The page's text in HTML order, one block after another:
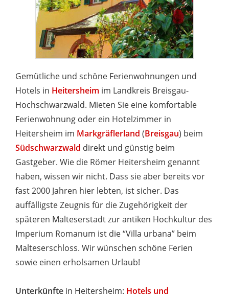
Gemütliche und schöne Ferienwohnungen und
Hotels in Heitersheim im Landkreis Breisgau-
Hochschwarzwald. Mieten Sie eine komfortable
Ferienwohnung oder ein Hotelzimmer in
Heitersheim im Markgräflerland (Breisgau) beim
Südschwarzwald direkt und günstig beim
Gastgeber. Wie die Römer Heitersheim genannt
haben, wissen wir nicht. Dass sie aber bereits vor
fast 2000 Jahren hier lebten, ist sicher. Das
auffälligste Zeugnis für die Zugehörigkeit der
späteren Malteserstadt zur antiken Hochkultur des
Imperium Romanum ist die “Villa urbana” beim
Malteserschloss. Wir wünschen schöne Ferien
sowie einen erholsamen Urlaub!
Unterkünfte in Heitersheim: Hotels und